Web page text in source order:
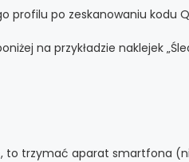
profilu po zeskanowaniu kodu
na przykładzie naklejek
to trzymać aparat smartfona